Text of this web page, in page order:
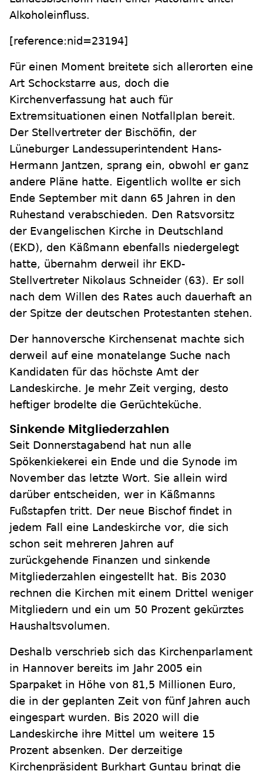
Alkoholeinfluss.
[reference:nid=23194]
Für einen Moment breitete sich allerorten eine
Art Schockstarre aus, doch die
Kirchenverfassung hat auch für
Extremsituationen einen Notfallplan bereit.
Der Stellvertreter der Bischöfin, der
Lüneburger Landessuperintendent Hans-
Hermann Jantzen, sprang ein, obwohl er ganz
andere Pläne hatte. Eigentlich wollte er sich
Ende September mit dann 65 Jahren in den
Ruhestand verabschieden. Den Ratsvorsitz
der Evangelischen Kirche in Deutschland
(EKD), den Käßmann ebenfalls niedergelegt
hatte, übernahm derweil ihr EKD-
Stellvertreter Nikolaus Schneider (63). Er soll
nach dem Willen des Rates auch dauerhaft an
der Spitze der deutschen Protestanten stehen.
Der hannoversche Kirchensenat machte sich
derweil auf eine monatelange Suche nach
Kandidaten für das höchste Amt der
Landeskirche. Je mehr Zeit verging, desto
heftiger brodelte die Gerüchteküche.
Sinkende Mitgliederzahlen
Seit Donnerstagabend hat nun alle
Spökenkiekerei ein Ende und die Synode im
November das letzte Wort. Sie allein wird
darüber entscheiden, wer in Käßmanns
Fußstapfen tritt. Der neue Bischof findet in
jedem Fall eine Landeskirche vor, die sich
schon seit mehreren Jahren auf
zurückgehende Finanzen und sinkende
Mitgliederzahlen eingestellt hat. Bis 2030
rechnen die Kirchen mit einem Drittel weniger
Mitgliedern und ein um 50 Prozent gekürztes
Haushaltsvolumen.
Deshalb verschrieb sich das Kirchenparlament
in Hannover bereits im Jahr 2005 ein
Sparpaket in Höhe von 81,5 Millionen Euro,
die in der geplanten Zeit von fünf Jahren auch
eingespart wurden. Bis 2020 will die
Landeskirche ihre Mittel um weitere 15
Prozent absenken. Der derzeitige
Kirchenpräsident Burkhart Guntau bringt die